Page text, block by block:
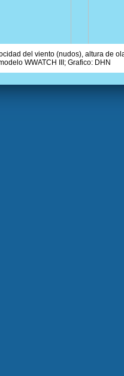
del viento (nudos), altura de
WWATCH III; Grafico: DHN